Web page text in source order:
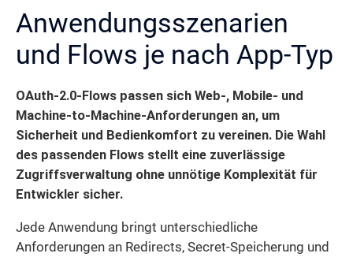
Anwendungs­szenarien
und Flows je nach App-Typ
OAuth-2.0-Flows passen sich Web-, Mobile- und
Machine-to-Machine-Anforderungen an, um
Sicherheit und Bedienkomfort zu vereinen. Die Wahl
des passenden Flows stellt eine zuverlässige
Zugriffs­verwaltung ohne unnötige Komplexität für
Entwickler sicher.
Jede Anwendung bringt unterschiedliche
Anforderungen an Redirects, Secret-Speicherung und